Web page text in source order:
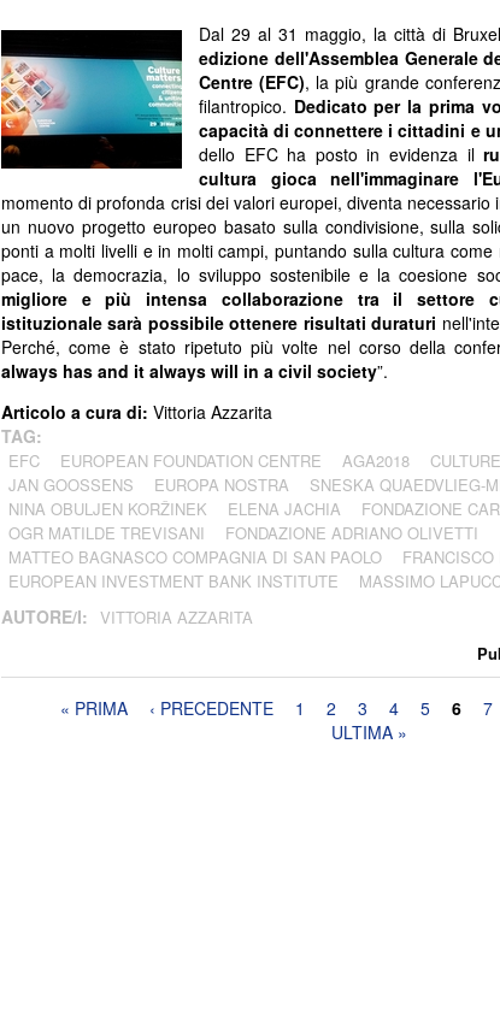
Dal 29 al 31 maggio, la città di
edizione dell'Assemblea Generale
Centre (EFC), la più grande
filantropico. Dedicato per la prima
capacità di connettere i cittadini e
dello EFC ha posto in evidenza il
cultura gioca nell'immaginare
momento di profonda crisi dei valori europei, diventa necessario
un nuovo progetto europeo basato sulla condivisione, sulla
ponti a molti livelli e in molti campi, puntando sulla cultura
pace, la democrazia, lo sviluppo sostenibile e la coesione
migliore e più intensa collaborazione tra il settore
istituzionale sarà possibile ottenere risultati duraturi
Perché, come è stato ripetuto più volte nel corso della
always has and it always will in a civil society”.
Articolo a cura di: Vittoria Azzarita
TAG:
EFC EUROPEAN FOUNDATION CENTRE AGA2018
JAN GOOSSENS
EUROPA NOSTRA
SNESKA QUAEDVLIEG-
NINA OBULJEN KORŽINEK
ELENA JACHIA FONDAZIONE
OGR MATILDE TREVISANI
FONDAZIONE ADRIANO OLIVETTI
MATTEO BAGNASCO COMPAGNIA DI SAN PAOLO
EUROPEAN INVESTMENT BANK INSTITUTE
MASSIMO
AUTORE/I: VITTORIA AZZARITA
Pagine« PRIMA ‹ PRECEDENTE 1 2 3 4 5 6 7
ULTIMA »